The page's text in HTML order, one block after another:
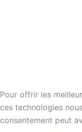
Pour offrir les
ces technologies
consentement peut